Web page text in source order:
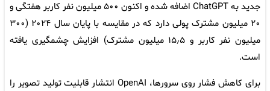
جدید به ChatGPT اضافه شده و اکنون ۵۰۰ میلیون نفر کاربر هفتگی و
۲۰ میلیون مشترک پولی دارد که در مقایسه با پایان سال ۲۰۲۴ (۳۰۰
میلیون نفر کاربر و ۱۵٫۵ میلیون مشترک) افزایش چشمگیری یافته
است.
برای کاهش فشار روی سرورها، OpenAI انتشار قابلیت تولید تصویر را